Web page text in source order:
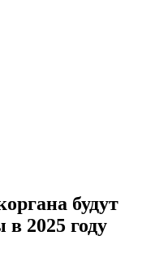
будут
2025 году